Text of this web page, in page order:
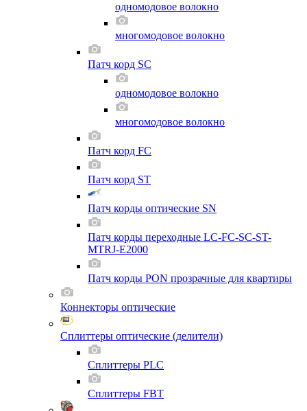
одномодовое волокно
многомодовое волокно
Патч корд SC
одномодовое волокно
многомодовое волокно
Патч корд FC
Патч корд ST
Патч корды оптические SN
Патч корды переходные LC-FC-SC-ST-
MTRJ-E2000
Патч корды PON прозрачные для квартиры
Коннекторы оптические
Сплиттеры оптические (делители)
Сплиттеры PLC
Сплиттеры FBT